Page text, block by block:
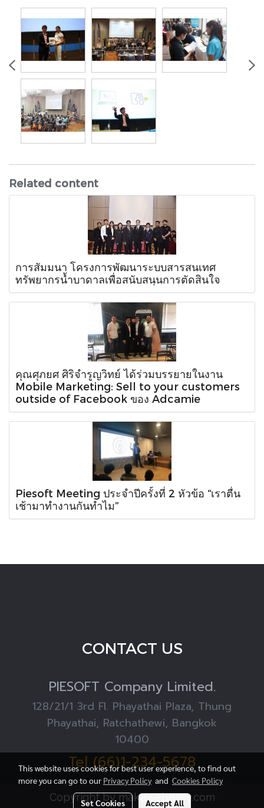
Related content
การสัมมนา โครงการพัฒนาระบบสารสนเทศ
ทรัพยากรน้ำบาดาลเพื่อสนับสนุนการตัดสินใจ
คุณศุภยศ ศิริจำรูญวิทย์ ได้ร่วมบรรยายในงาน
Mobile Marketing: Sell to your customers
outside of Facebook ของ Adcamie
Piesoft Meeting ประจำปีครั้งที่ 2 หัวข้อ “เราตื่น
เช้ามาทำงานกันทำไม”
CONTACT US
PIESOFT Company Limited.
128/21/1 3rd Fl. Phayathai Plaza, Thung
Phayathai, Ratchathewi, Bangkok
10400
Tel (66)1-234-5678
Copyright by makewebeasy.com
This website uses cookies for best user experience, to find out
more you can go to our Privacy Policyand Cookies Policy
Set Cookies Accept All